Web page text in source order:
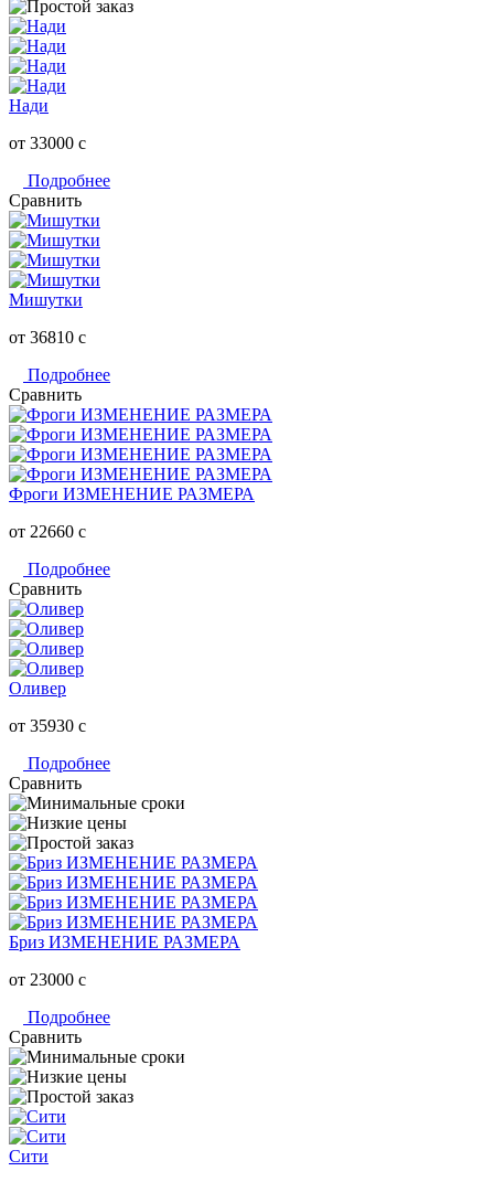
Нади
от 33000 c
Подробнее
Сравнить
Мишутки
от 36810 c
Подробнее
Сравнить
Фроги ИЗМЕНЕНИЕ РАЗМЕРА
от 22660 c
Подробнее
Сравнить
Оливер
от 35930 c
Подробнее
Сравнить
Бриз ИЗМЕНЕНИЕ РАЗМЕРА
от 23000 c
Подробнее
Сравнить
Сити